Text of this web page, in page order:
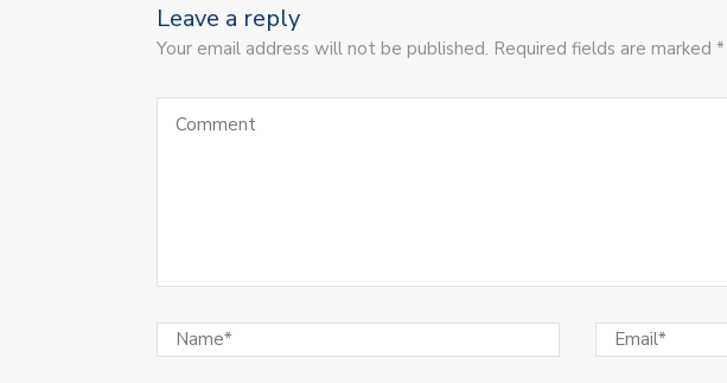
Leave a reply
Your email address will not be published. Required fields are marked *